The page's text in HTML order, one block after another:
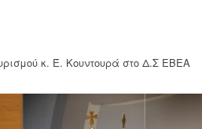
κ. Έ. Κουντουρά στο Δ.Σ ΕΒΕΑ